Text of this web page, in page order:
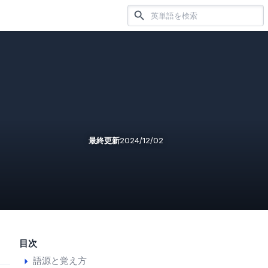
最終更新2024/12/02
目次
語源と覚え方